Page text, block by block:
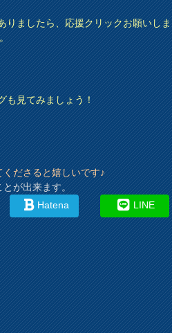
したら、応援クリックお願いしま
も見てみましょう！
ださると嬉しいです♪
とが出来ます。
Hatena LINE